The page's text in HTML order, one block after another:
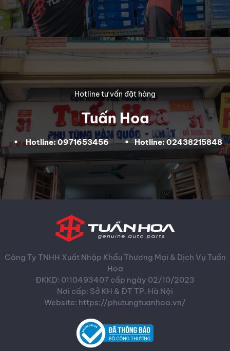
Hotline tư vấn đặt hàng
Tuấn Hoa
Hotline: 0971653456 Hotline: 02438215848
Công Ty TNHH Xuất Nhập Khẩu Thương Mại & Dịch Vụ Tuấn
Hoa
ĐKKD: 0110493407 cấp ngày 02/10/2023
Nơi cấp: Sở KH & ĐT TP. Hà Nội
Website: https://phutungtuanhoa.vn/